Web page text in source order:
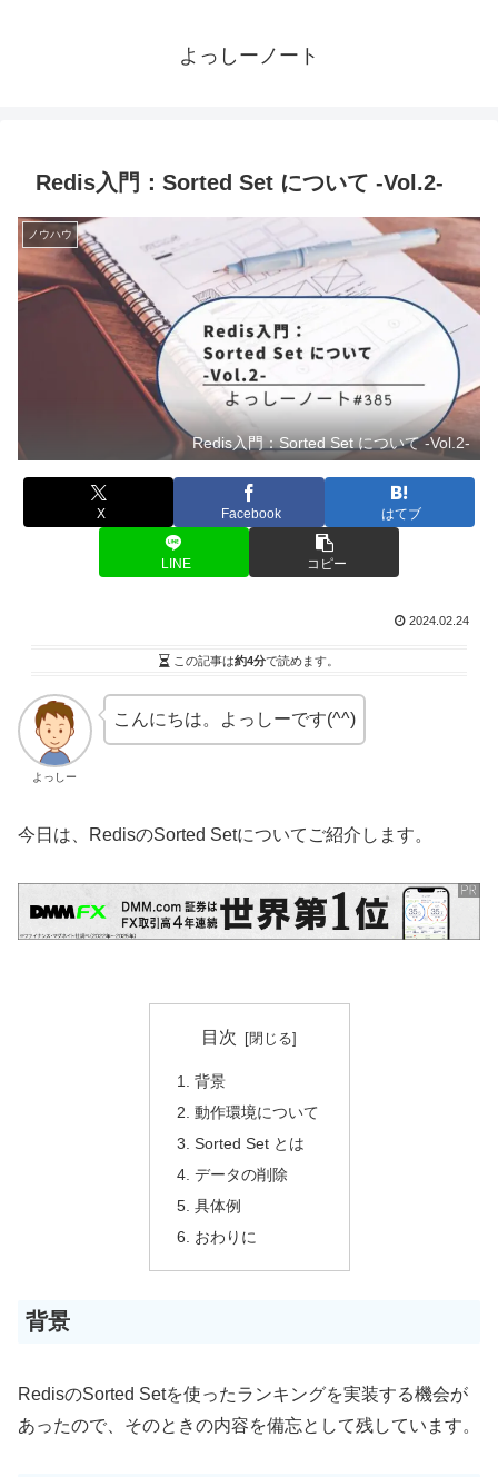
よっしーノート
Redis入門：Sorted Set について -Vol.2-
ノウハウ
Redis入門：Sorted Set について -Vol.2-
X Facebook はてブ
LINE コピー
2024.02.24
この記事は約4分で読めます。
よっしー
こんにちは。よっしーです(^^)
今日は、RedisのSorted Setについてご紹介します。
目次
背景
動作環境について
Sorted Set とは
データの削除
具体例
おわりに
背景
RedisのSorted Setを使ったランキングを実装する機会が
あったので、そのときの内容を備忘として残しています。